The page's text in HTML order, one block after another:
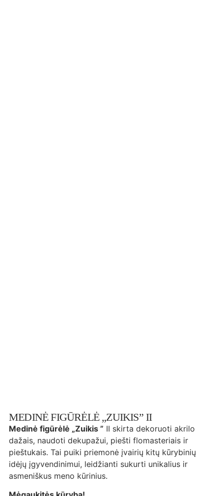
MEDINĖ FIGŪRĖLĖ „ZUIKIS” II
Medinė figūrėlė „Zuikis ” II skirta dekoruoti akrilo
dažais, naudoti dekupažui, piešti flomasteriais ir
pieštukais. Tai puiki priemonė įvairių kitų kūrybinių
idėjų įgyvendinimui, leidžianti sukurti unikalius ir
asmeniškus meno kūrinius.